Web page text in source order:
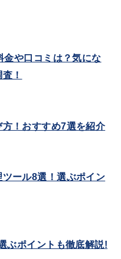
金や口コミは？気にな
！
！おすすめ7選を紹介
ツール8選！選ぶポイン
ぶポイントも徹底解説!